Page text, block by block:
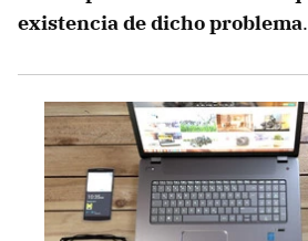
existencia de dicho problema.